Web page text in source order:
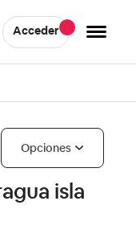
Acceder
Opciones
isla